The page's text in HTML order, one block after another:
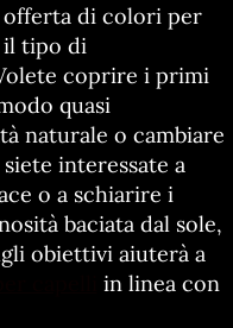
offerta di colori per
il tipo di
coprire i primi
quasi
naturale o cambiare
interessate a
o a schiarire i
baciata dal sole,
obiettivi aiuterà a
in linea con